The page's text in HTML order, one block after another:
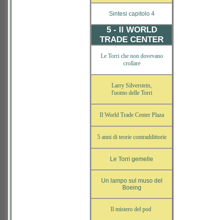
Sintesi capitolo 4
5 - Il WORLD
TRADE CENTER
Le Torri che non dovevano
crollare
Larry Silverstein,
l'uomo delle Torri
Il World Trade Center Plaza
5 anni di teorie contraddittorie
Le Torri gemelle
Un lampo sul muso del
Boeing
Il mistero del pod